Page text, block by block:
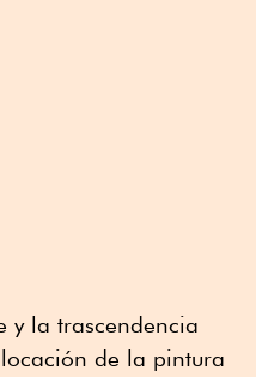
y la trascendencia
de la pintura